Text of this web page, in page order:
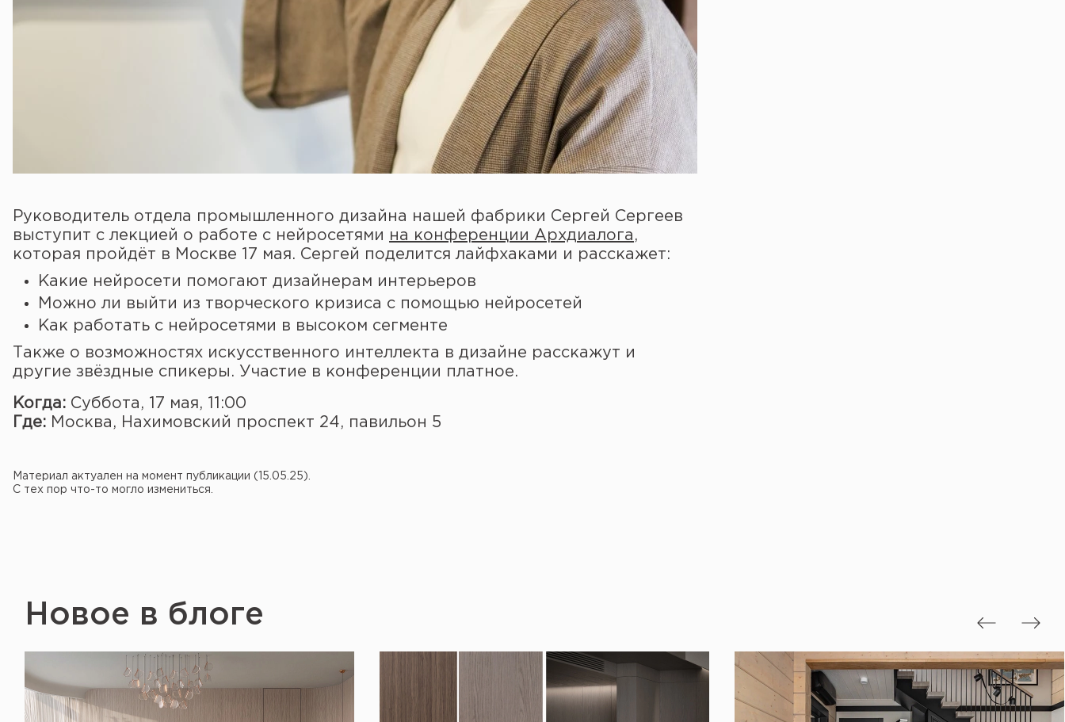
Руководитель отдела промышленного дизайна нашей фабрики Сергей Сергеев
выступит с лекцией о работе с нейросетями на конференции Архдиалога ,
которая пройдёт в Москве 17 мая. Сергей поделится лайфхаками и расскажет:
Какие нейросети помогают дизайнерам интерьеров
Можно ли выйти из творческого кризиса с помощью нейросетей
Как работать с нейросетями в высоком сегменте
Также о возможностях искусственного интеллекта в дизайне расскажут и
другие звёздные спикеры. Участие в конференции платное.
Когда: Суббота, 17 мая, 11:00
Где: Москва, Нахимовский проспект 24, павильон 5
Материал актуален на момент публикации (15.05.25).
С тех пор что-то могло измениться.
Новое в блоге